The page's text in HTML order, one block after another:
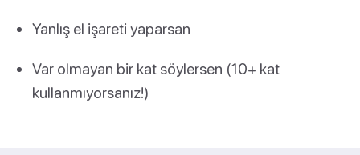
Yanlış el işareti yaparsan
Var olmayan bir kat söylersen (10+ kat
kullanmıyorsanız!)